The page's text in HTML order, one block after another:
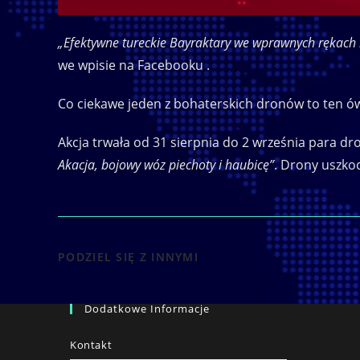
„Efektywne tureckie Bayraktary we wprawnych
we wpisie na Facebooku .
Co ciekawe jeden z bohaterskich dronów to ten
Akcja trwała od 31 sierpnia do 2 września para
Akacja, bojowy wóz piechoty i haubicę”. Drony
PODZIEL SIĘ Z INNYMI
CONTENT
Dodatkowe Informacje
Kontakt